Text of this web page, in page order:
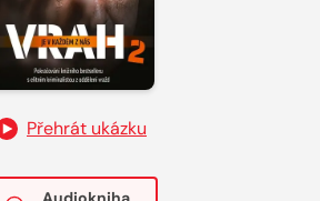
Přehrát ukázku